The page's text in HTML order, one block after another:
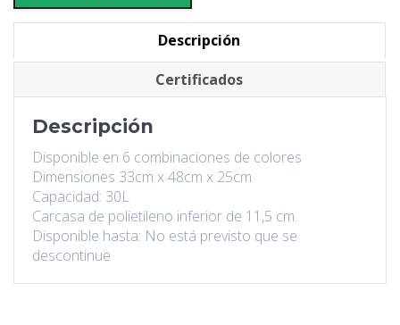
Descripción
Certificados
Descripción
Disponible en 6 combinaciones de colores
Dimensiones 33cm x 48cm x 25cm
Capacidad: 30L
Carcasa de polietileno inferior de 11,5 cm.
Disponible hasta: No está previsto que se
descontinue